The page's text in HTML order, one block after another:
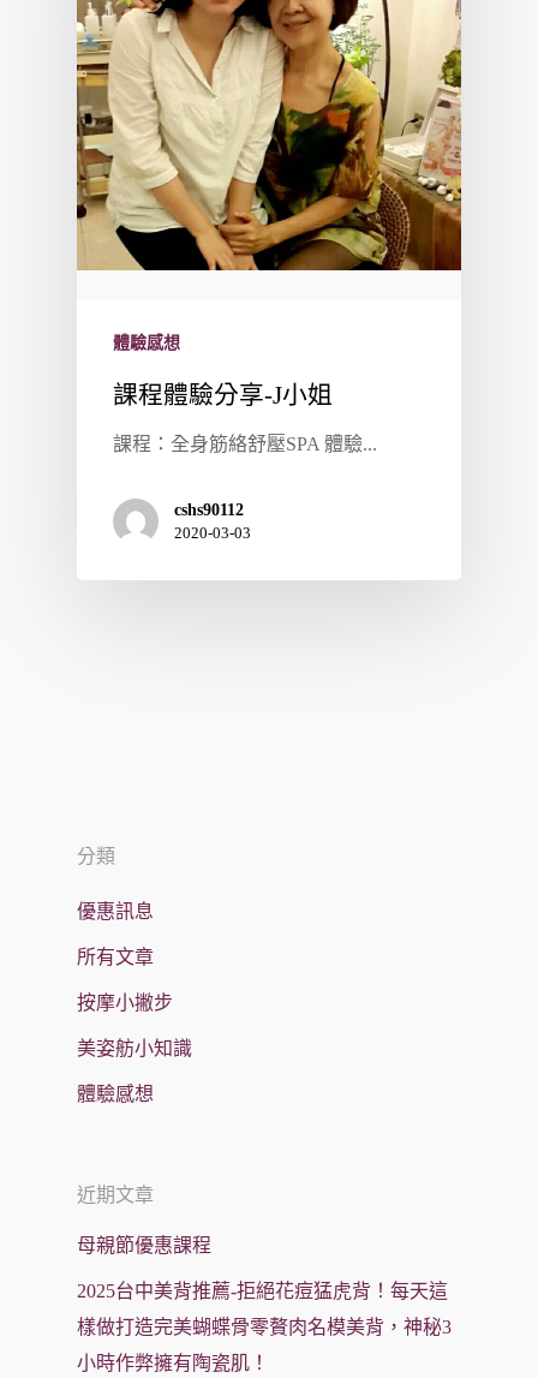
體驗感想
課程體驗分享-J小姐
課程：全身筋絡舒壓SPA 體驗...
cshs90112
2020-03-03
分類
優惠訊息
所有文章
按摩小撇步
美姿舫小知識
體驗感想
近期文章
母親節優惠課程
2025台中美背推薦-拒絕花痘猛虎背！每天這
樣做打造完美蝴蝶骨零贅肉名模美背，神秘3
小時作弊擁有陶瓷肌！